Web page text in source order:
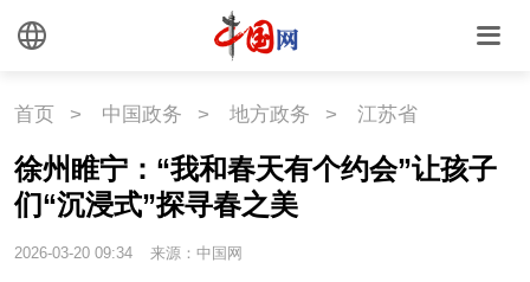
首页 > 中国政务 > 地方政务 > 江苏省
徐州睢宁：“我和春天有个约会”让孩子
们“沉浸式”探寻春之美
2026-03-20 09:34 来源：中国网